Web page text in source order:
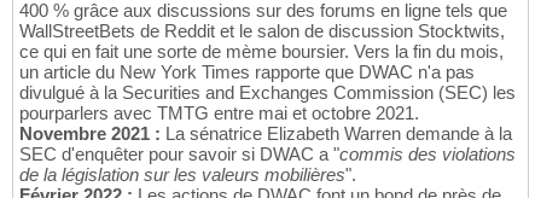
400 % grâce aux discussions sur des forums en ligne tels que
WallStreetBets de Reddit et le salon de discussion Stocktwits,
ce qui en fait une sorte de mème boursier. Vers la fin du mois,
un article du New York Times rapporte que DWAC n'a pas
divulgué à la Securities and Exchanges Commission (SEC) les
pourparlers avec TMTG entre mai et octobre 2021.
Novembre 2021 : La sénatrice Elizabeth Warren demande à la
SEC d'enquêter pour savoir si DWAC a "commis des violations
de la législation sur les valeurs mobilières".